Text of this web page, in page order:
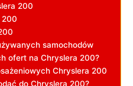
200
200
samochodów
ofert na Chryslera 200?
Chryslera 200
do Chryslera 200?